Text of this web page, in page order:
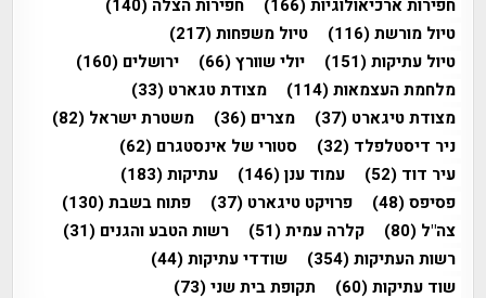
חפירות ארכיאולוגיות(166) חפירות הצלה (140)
טיול מורשת(116) טיול משפחות(217)
טיול עתיקות(151) יולי שוורץ(66) ירושלים (160)
מלחמת העצמאות(114) מצודת טגארט (33)
מצודת טיגארט (37) מצרים (36) משטרת ישראל (82)
ניר דיסטלפלד (32) סטורי של אינסטגרם (62)
עיר דוד (52) עמוד ענן(146) עתיקות(183)
פסיפס(48) פרויקט טיגארט (37) פתוח בשבת(130)
צה"ל (80) קלרה עמית(51) רשות הטבע והגנים (31)
רשות העתיקות(354) שודדי עתיקות(44)
שוד עתיקות(60) תקופת בית שני(73)